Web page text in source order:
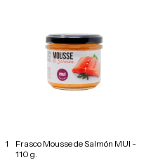
1
Frasco Mousse de Salmón MUI -
110 g.